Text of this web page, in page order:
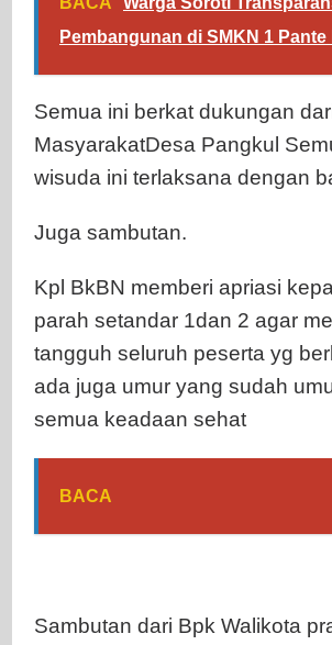
Pembangunan di SMKN 1
Semua ini berkat dukungan
MasyarakatDesa Pangkul
wisuda ini terlaksana dengan
Juga sambutan.
Kpl BkBN memberi apriasi
parah setandar 1dan 2 agar
tangguh seluruh peserta yg
ada juga umur yang sudah
semua keadaan sehat
BACA
Sambutan dari Bpk Walikota